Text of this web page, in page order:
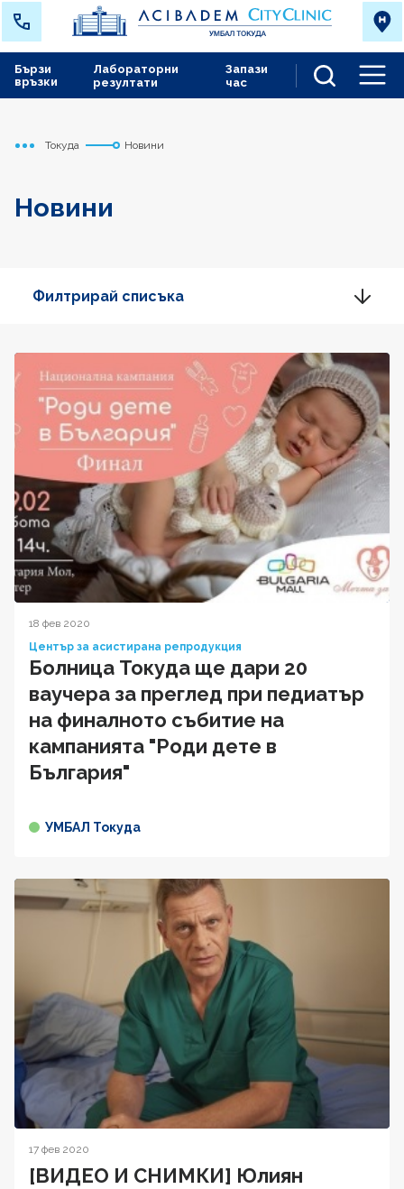
Лабораторни
резултати
Запази
час
Бързи
връзки
Начало
Токуда Новини
Новини
Филтрирай списъка
18 фев 2020
Център за асистирана репродукция
Болница Токуда ще дари 20
ваучера за преглед при педиатър
на финалното събитие на
кампанията "Роди дете в
България"
УМБАЛ Токуда
17 фев 2020
[ВИДЕО И СНИМКИ] Юлиян